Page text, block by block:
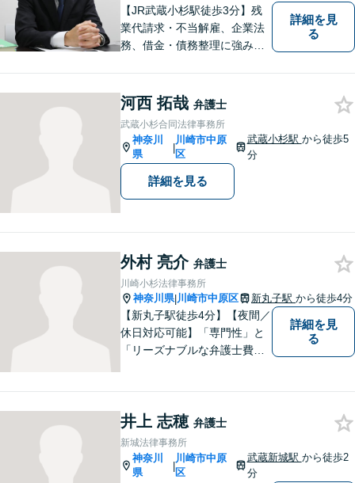
【JR武蔵小杉駅徒歩3分】残
業代請求・不当解雇、企業法
務、借金・債務整理に強み。
電話、メール関わらず素早い
レスポンスを心がけていま
す。【初回の面談無料】【営
業時間外や土日の相談も可】
詳細を見
る
河西 拓哉 弁護士
武蔵小杉合同法律事務所
神奈川
県
|
川崎市中原
区
武蔵小杉駅 から徒歩5
分
詳細を見る
外村 亮介 弁護士
川崎小杉法律事務所
神奈川県|川崎市中原区 新丸子駅 から徒歩4分
【新丸子駅徒歩4分】【夜間／
休日対応可能】「専門性」と
「リーズナブルな弁護士費
事務所を目指しています。
【初回面談無料】法律トラブ
ルでお悩みの方は、お気軽に
ご相談ください。
詳細を見
る
井上 志穂 弁護士
新城法律事務所
神奈川
県
|
川崎市中原
区
武蔵新城駅 から徒歩2
分